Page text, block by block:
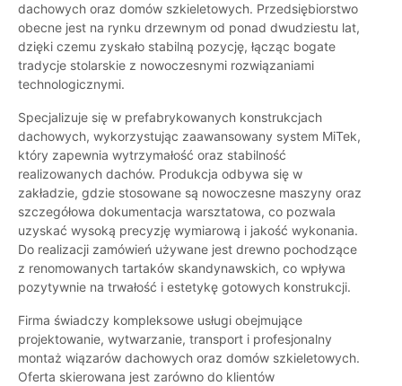
dachowych oraz domów szkieletowych. Przedsiębiorstwo
obecne jest na rynku drzewnym od ponad dwudziestu lat,
dzięki czemu zyskało stabilną pozycję, łącząc bogate
tradycje stolarskie z nowoczesnymi rozwiązaniami
technologicznymi.
Specjalizuje się w prefabrykowanych konstrukcjach
dachowych, wykorzystując zaawansowany system MiTek,
który zapewnia wytrzymałość oraz stabilność
realizowanych dachów. Produkcja odbywa się w
zakładzie, gdzie stosowane są nowoczesne maszyny oraz
szczegółowa dokumentacja warsztatowa, co pozwala
uzyskać wysoką precyzję wymiarową i jakość wykonania.
Do realizacji zamówień używane jest drewno pochodzące
z renomowanych tartaków skandynawskich, co wpływa
pozytywnie na trwałość i estetykę gotowych konstrukcji.
Firma świadczy kompleksowe usługi obejmujące
projektowanie, wytwarzanie, transport i profesjonalny
montaż wiązarów dachowych oraz domów szkieletowych.
Oferta skierowana jest zarówno do klientów